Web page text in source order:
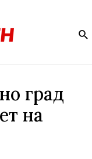
град
на